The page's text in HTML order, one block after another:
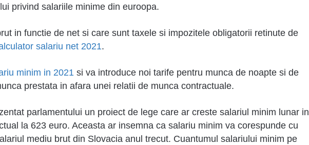
privind salariile minime din euroopa.
in functie de net si care sunt taxele si impozitele obligatorii retinute de
salariu net 2021.
minim in 2021 si va introduce noi tarife pentru munca de noapte si de
prestata in afara unei relatii de munca contractuale.
parlamentului un proiect de lege care ar creste salariul minim lunar in
la 623 euro. Aceasta ar insemna ca salariu minim va corespunde cu
mediu brut din Slovacia anul trecut. Cuantumul salariului minim pe